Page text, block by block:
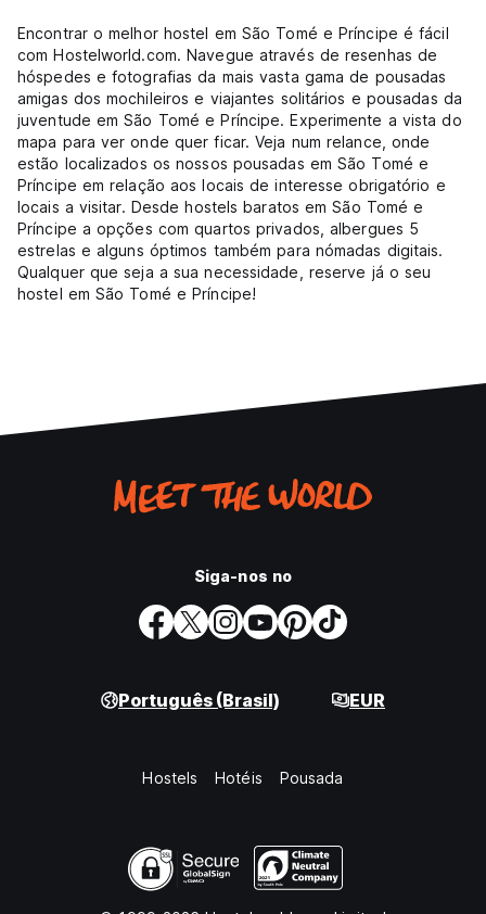
Encontrar o melhor hostel em São Tomé e Príncipe é fácil
com Hostelworld.com. Navegue através de resenhas de
hóspedes e fotografias da mais vasta gama de pousadas
amigas dos mochileiros e viajantes solitários e pousadas da
juventude em São Tomé e Príncipe. Experimente a vista do
mapa para ver onde quer ficar. Veja num relance, onde
estão localizados os nossos pousadas em São Tomé e
Príncipe em relação aos locais de interesse obrigatório e
locais a visitar. Desde hostels baratos em São Tomé e
Príncipe a opções com quartos privados, albergues 5
estrelas e alguns óptimos também para nómadas digitais.
Qualquer que seja a sua necessidade, reserve já o seu
hostel em São Tomé e Príncipe!
Siga-nos no
Português (Brasil) EUR
Hostels Hotéis Pousada